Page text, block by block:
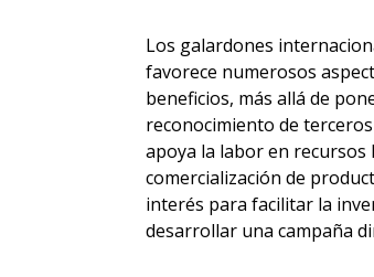
Los galardones
favorece numerosos
beneficios, más allá de
reconocimiento de
apoya la labor en
comercialización de
interés para facilitar la
desarrollar una campaña